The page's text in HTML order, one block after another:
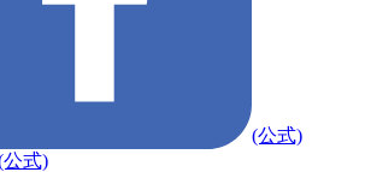
(公式)
公式)